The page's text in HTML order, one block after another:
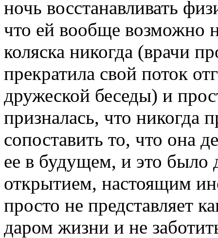
ночь восстанавливать
что ей вообще возможно
коляска никогда (врачи
прекратила свой поток
дружеской беседы) и
призналась, что никогда
сопоставить то, что она
ее в будущем, и это
открытием, настоящим
просто не представляет
даром жизни и не